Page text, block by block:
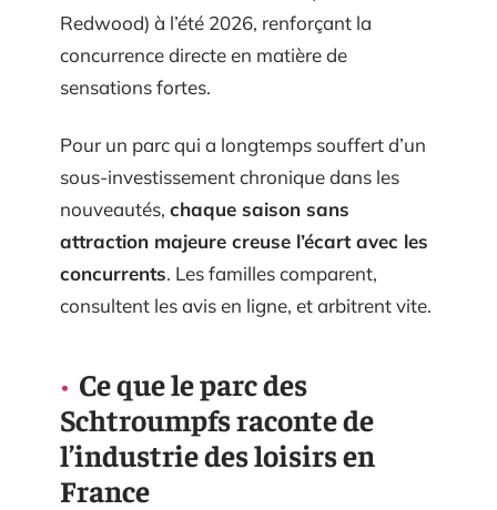
Redwood) à l’été 2026, renforçant la
concurrence directe en matière de
sensations fortes.
Pour un parc qui a longtemps souffert d’un
sous-investissement chronique dans les
nouveautés, chaque saison sans
attraction majeure creuse l’écart avec les
concurrents. Les familles comparent,
consultent les avis en ligne, et arbitrent vite.
Ce que le parc des
Schtroumpfs raconte de
l’industrie des loisirs en
France